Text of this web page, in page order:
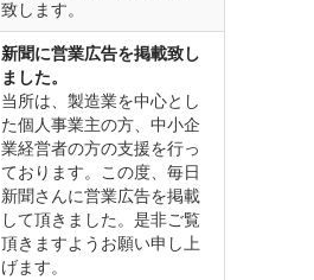
致します。
新聞に営業広告を掲載致し
ました。
当所は、製造業を中心とし
た個人事業主の方、中小企
業経営者の方の支援を行っ
ております。この度、毎日
新聞さんに営業広告を掲載
して頂きました。是非ご覧
頂きますようお願い申し上
げます。